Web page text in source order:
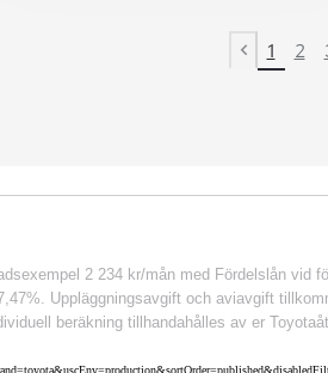
Previous
1 2
2 234 kr/mån med Fördelslån
Uppläggningsavgift och aviavgift
beräkning tillhandahålles av er